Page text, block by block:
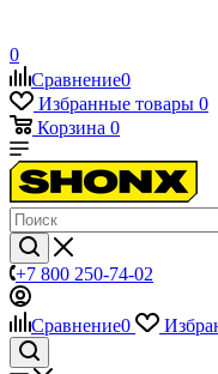
0
Сравнение0
Избранные товары 0
Корзина 0
+7 800 250-74-02
Сравнение0